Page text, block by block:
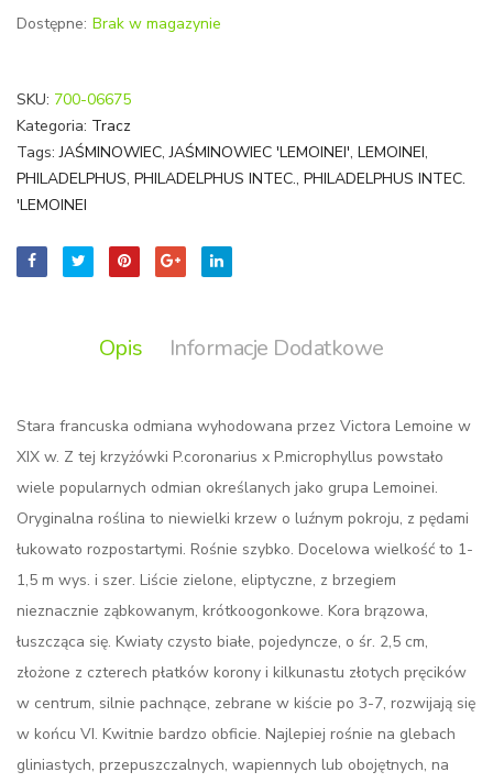
Dostępne: Brak w magazynie
SKU: 700-06675
Kategoria: Tracz
Tags: JAŚMINOWIEC,JAŚMINOWIEC 'LEMOINEI', LEMOINEI,
PHILADELPHUS, PHILADELPHUS INTEC., PHILADELPHUS INTEC.
'LEMOINEI
Opis Informacje Dodatkowe
Stara francuska odmiana wyhodowana przez Victora Lemoine w
XIX w. Z tej krzyżówki P.coronarius x P.microphyllus powstało
wiele popularnych odmian określanych jako grupa Lemoinei.
Oryginalna roślina to niewielki krzew o luźnym pokroju, z pędami
łukowato rozpostartymi. Rośnie szybko. Docelowa wielkość to 1-
1,5 m wys. i szer. Liście zielone, eliptyczne, z brzegiem
nieznacznie ząbkowanym, krótkoogonkowe. Kora brązowa,
łuszcząca się. Kwiaty czysto białe, pojedyncze, o śr. 2,5 cm,
złożone z czterech płatków korony i kilkunastu złotych pręcików
w centrum, silnie pachnące, zebrane w kiście po 3-7, rozwijają się
w końcu VI. Kwitnie bardzo obficie. Najlepiej rośnie na glebach
gliniastych, przepuszczalnych, wapiennych lub obojętnych, na